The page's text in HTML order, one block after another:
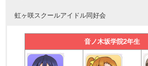
虹ヶ咲スクールアイドル同好会
音ノ木坂学院2年生